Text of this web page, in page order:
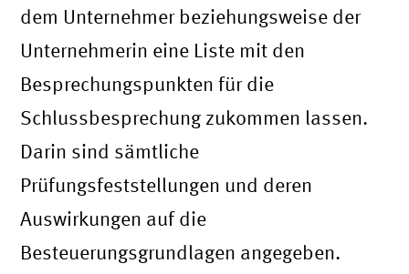
dem Unternehmer beziehungsweise der
Unternehmerin eine Liste mit den
Besprechungspunkten für die
Schlussbesprechung zukommen lassen.
Darin sind sämtliche
Prüfungsfeststellungen und deren
Auswirkungen auf die
Besteuerungsgrundlagen angegeben.